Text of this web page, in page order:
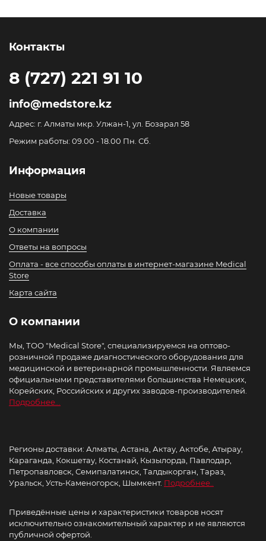
Контакты
8 (727) 221 91 10
info@medstore.kz
Адрес: г. Алматы мкр. Улжан-1, ул. Бозарал 58
Режим работы: 09.00 - 18.00 Пн. Сб.
Информация
Новые товары
Доставка
О компании
Ответы на вопросы
Оплата - все способы оплаты в интернет-магазине Medical
Store
Карта сайта
О компании
Мы, ТОО "Medical Store", специализируемся на оптово-
розничной продаже диагностического оборудования для
медицинской и ветеринарной промышленности. Являемся
официальными представителями большинства Немецких,
Корейских, Российских и других заводов-производителей.
Подробнее...
Регионы доставки: Алматы, Астана, Актау, Актобе, Атырау,
Караганда, Кокшетау, Костанай, Кызылорда, Павлодар,
Петропавловск, Семипалатинск, Талдыкорган, Тараз,
Уральск, Усть-Каменогорск, Шымкент. Подробнее..
Приведённые цены и характеристики товаров носят
исключительно ознакомительный характер и не являются
публичной офертой.